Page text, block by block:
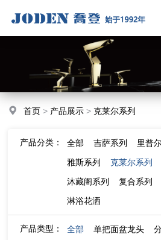
首页 > 产品展示 >克莱尔系列
产品分类： 全部 吉萨系列 里普
雅斯系列
克莱尔系列
沐藏阁系列
复合系列
淋浴花洒
产品类型： 全部 单把面盆龙头